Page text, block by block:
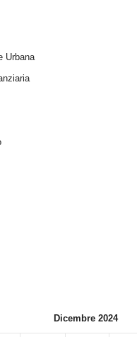
Urbana
Dicembre 2024